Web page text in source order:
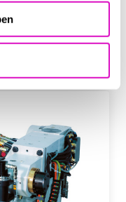
mit dynamischem